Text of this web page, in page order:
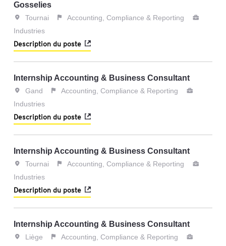
Gosselies
Tournai
Accounting, Compliance & Reporting
Industries
Description du poste
Internship Accounting & Business Consultant
Gand
Accounting, Compliance & Reporting
Industries
Description du poste
Internship Accounting & Business Consultant
Tournai
Accounting, Compliance & Reporting
Industries
Description du poste
Internship Accounting & Business Consultant
Liège Accounting, Compliance & Reporting